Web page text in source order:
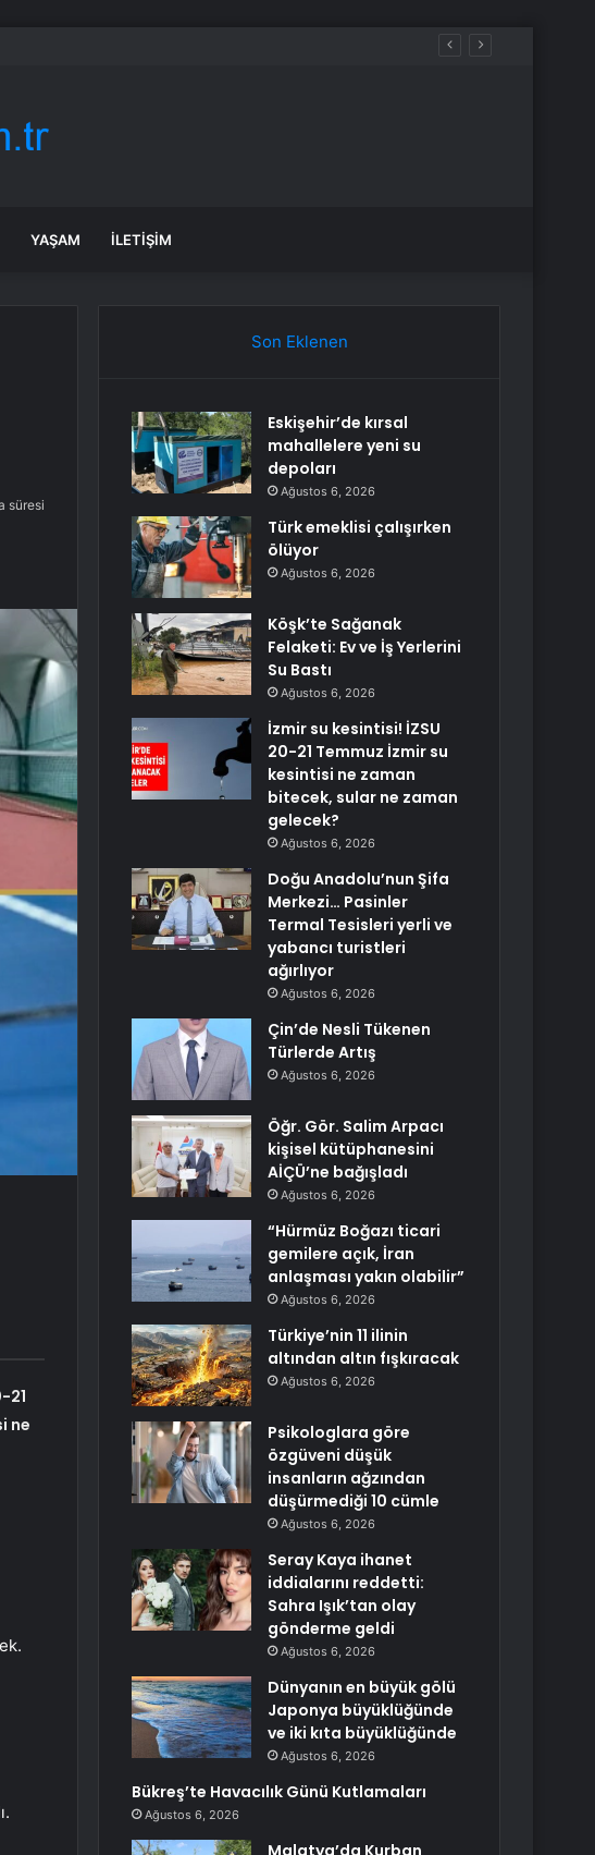
YAŞAM İLETIŞIM
süresi
21
ne
Son Eklenen
Eskişehir’de kırsal
mahallelere yeni su
depoları
Ağustos 6, 2026
Türk emeklisi çalışırken
ölüyor
Ağustos 6, 2026
Köşk’te Sağanak
Felaketi: Ev ve İş Yerlerini
Su Bastı
Ağustos 6, 2026
İzmir su kesintisi! İZSU
20-21 Temmuz İzmir su
kesintisi ne zaman
bitecek, sular ne zaman
gelecek?
Ağustos 6, 2026
Doğu Anadolu’nun Şifa
Merkezi… Pasinler
Termal Tesisleri yerli ve
yabancı turistleri
ağırlıyor
Ağustos 6, 2026
Çin’de Nesli Tükenen
Türlerde Artış
Ağustos 6, 2026
Öğr. Gör. Salim Arpacı
kişisel kütüphanesini
AİÇÜ’ne bağışladı
Ağustos 6, 2026
“Hürmüz Boğazı ticari
gemilere açık, İran
anlaşması yakın olabilir”
Ağustos 6, 2026
Türkiye’nin 11 ilinin
altından altın fışkıracak
Ağustos 6, 2026
Psikologlara göre
özgüveni düşük
insanların ağzından
düşürmediği 10 cümle
Ağustos 6, 2026
Seray Kaya ihanet
iddialarını reddetti:
Sahra Işık’tan olay
gönderme geldi
Ağustos 6, 2026
Dünyanın en büyük gölü
Japonya büyüklüğünde
ve iki kıta büyüklüğünde
Ağustos 6, 2026
Bükreş’te Havacılık Günü Kutlamaları
Ağustos 6, 2026
Malatya’da Kurban